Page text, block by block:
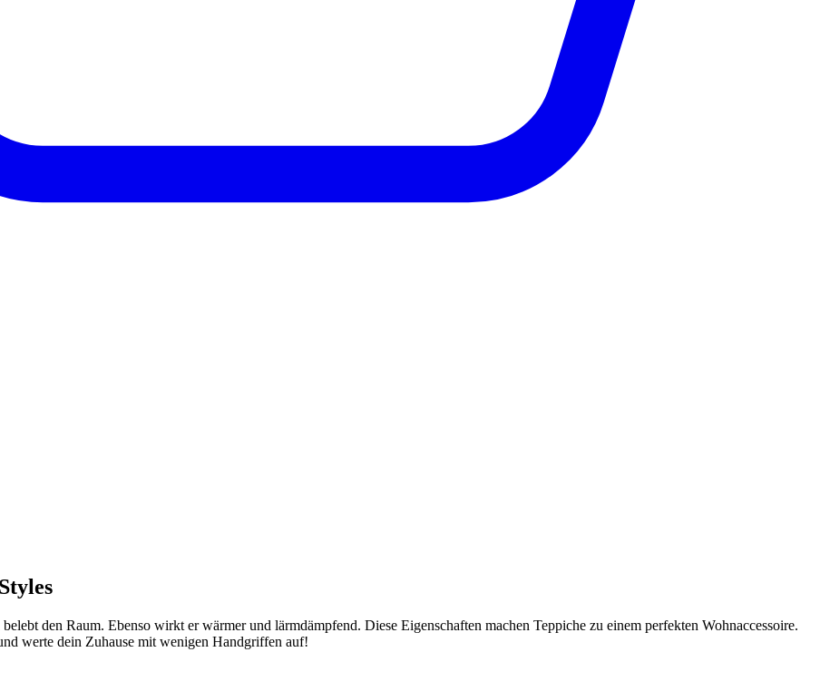
den Raum. Ebenso wirkt er wärmer und lärmdämpfend. Diese Eigenschaften machen Teppiche zu einem perfekten Wohnaccessoire.
werte dein Zuhause mit wenigen Handgriffen auf!